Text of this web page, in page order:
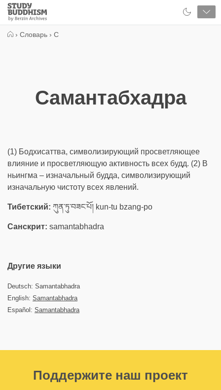
Close
Study
Buddhism
› Словарь › С
Самантабхадра
(1) Бодхисаттва, символизирующий просветляющее
влияние и просветляющую активность всех будд. (2) В
ньингма – изначальный будда, символизирующий
изначальную чистоту всех явлений.
Тибетский: ཀུན་ཏུ་བཟང་པོ། kun-tu bzang-po
Санскрит: samantabhadra
Другие языки
Deutsch: Samantabhadra
English: Samantabhadra
Español: Samantabhadra
Поддержите наш проект